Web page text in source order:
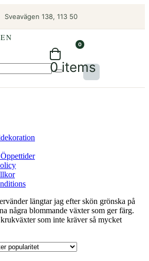
Sveavägen 138, 113 50
0
0 items
längtar jag efter skön grönska på
några blommande växter som ger färg.
som inte kräver så mycket